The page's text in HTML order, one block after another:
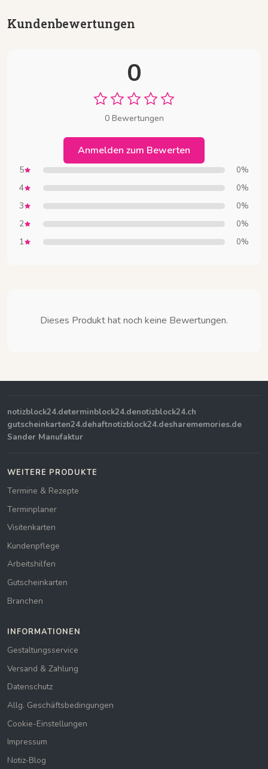
Kundenbewertungen
0
0 Bewertungen
Anmelden zum Bewerten
5 0%
4 0%
3 0%
2 0%
1 0%
Dieses Produkt hat noch keine Bewertungen.
notizblock24.determinblock24.denotizblock24.ch
gutscheinkarten24.dehaftnotizblock24.desharememories.de
Sander Manufaktur
WEITERE PRODUKTE
Termine & Rezepte
Terminplaner
Visitenkarten
Kundenpflege
Arbeitshilfen
Gutscheinkarten
Branchen
INFORMATIONEN
Gestaltungsservice
Versand & Zahlung
Datenschutz
Allg. Geschäftsbedingungen
Cookie-Einstellungen
Impressum
Notiz-Blog